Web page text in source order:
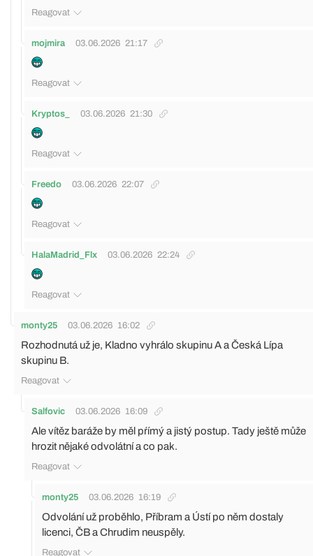
Reagovat
mojmira 03.06.2026 21:17
Reagovat
Kryptos_ 03.06.2026 21:30
Reagovat
Freedo 03.06.2026 22:07
Reagovat
HalaMadrid_Flx 03.06.2026 22:24
Reagovat
monty25 03.06.2026 16:02
Rozhodnutá už je, Kladno vyhrálo skupinu A a Česká Lípa
skupinu B.
Reagovat
Salfovic 03.06.2026 16:09
Ale vítěz baráže by měl pŕímý a jistý postup. Tady ještě může
hrozit nějaké odvolátní a co pak.
Reagovat
monty25 03.06.2026 16:19
Odvolání už proběhlo, Příbram a Ústí po něm dostaly
licenci, ČB a Chrudim neuspěly.
Reagovat